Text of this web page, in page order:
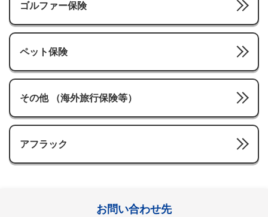
ゴルファー保険
ペット保険
その他 （海外旅行保険等）
アフラック
お問い合わせ先